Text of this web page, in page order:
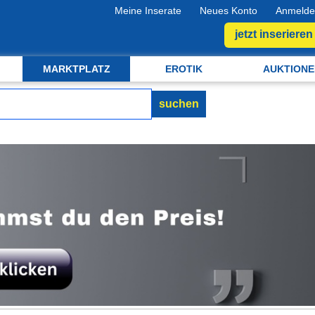
Meine Inserate Neues Konto
jetzt inserieren
MARKTPLATZ EROTIK
suchen